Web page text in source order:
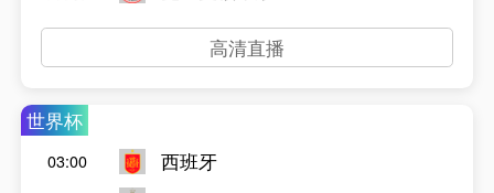
高清直播
世界杯
03:00
西班牙